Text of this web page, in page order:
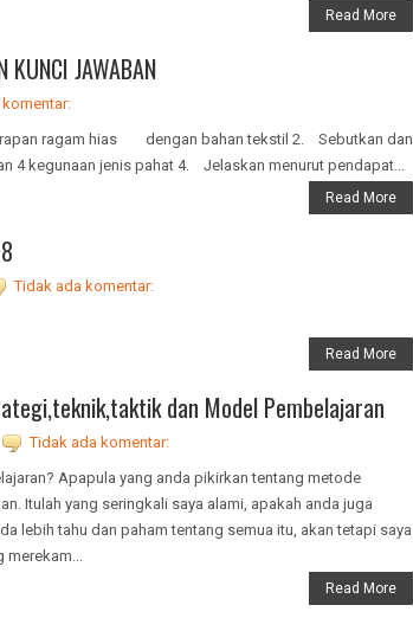
Read More
KUNCI JAWABAN
ragam hias dengan bahan tekstil 2. Sebutkan dan
4 kegunaan jenis pahat 4. Jelaskan menurut pendapat...
Read More
Tidak ada komentar:
Read More
dan Model Pembelajaran
Tidak ada komentar:
Apapula yang anda pikirkan tentang metode
Itulah yang seringkali saya alami, apakah anda juga
lebih tahu dan paham tentang semua itu, akan tetapi saya
merekam...
Read More